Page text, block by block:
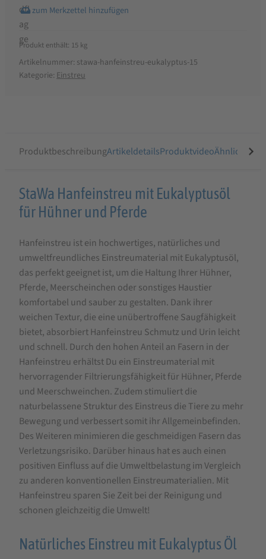
Produkt enthält: 15 kg
Artikelnummer: stawa-hanfeinstreu-eukalyptus-15
Kategorie: Einstreu
ProduktbeschreibungArtikeldetailsProduktvideoÄhnliche
Produktbeschreibung
für
Hanfeinstreu
mit
Eukalyptusöl
für
Hühner,
Pferde
und
Nager
StaWa Hanfeinstreu mit Eukalyptusöl
für Hühner und Pferde
Hanfeinstreu ist ein hochwertiges, natürliches und
umweltfreundliches Einstreumaterial mit Eukalyptusöl,
das perfekt geeignet ist, um die Haltung Ihrer Hühner,
Pferde, Meerscheinchen oder sonstiges Haustier
komfortabel und sauber zu gestalten. Dank ihrer
weichen Textur, die eine unübertroffene Saugfähigkeit
bietet, absorbiert Hanfeinstreu Schmutz und Urin leicht
und schnell. Durch den hohen Anteil an Fasern in der
Hanfeinstreu erhältst Du ein Einstreumaterial mit
hervorragender Filtrierungsfähigkeit für Hühner, Pferde
und Meerschweinchen. Zudem stimuliert die
naturbelassene Struktur des Einstreus die Tiere zu mehr
Bewegung und verbessert somit ihr Allgemeinbefinden.
Des Weiteren minimieren die geschmeidigen Fasern das
Verletzungsrisiko. Darüber hinaus hat es auch einen
positiven Einfluss auf die Umweltbelastung im Vergleich
zu anderen konventionellen Einstreumaterialien. Mit
Hanfeinstreu sparen Sie Zeit bei der Reinigung und
schonen gleichzeitig die Umwelt!
Natürliches Einstreu mit Eukalyptus Öl